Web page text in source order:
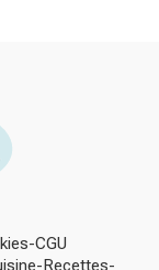
CGU
Recettes